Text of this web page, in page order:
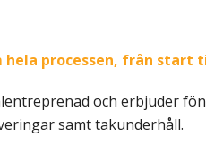
hela processen, från start
och erbjuder
samt takunderhåll.